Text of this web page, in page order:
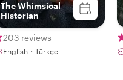
The Whimsical
Historian
203 reviews
English・Türkçe